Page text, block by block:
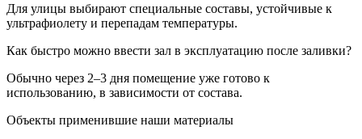
Для улицы выбирают специальные составы, устойчивые к
ультрафиолету и перепадам температуры.
Как быстро можно ввести зал в эксплуатацию после заливки?
Обычно через 2–3 дня помещение уже готово к
использованию, в зависимости от состава.
Объекты применившие наши материалы